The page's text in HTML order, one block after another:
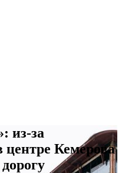
из-за
центре Кемерова